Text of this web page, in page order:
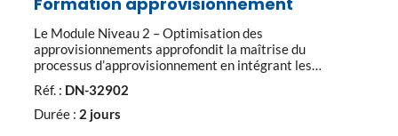
Le Module Niveau 2 – Optimisation des
approvisionnements approfondit la maîtrise du
processus d’approvisionnement en intégrant les
fonction. Il couvre l’ensemble des étapes clés 1
Responsabilités et valeur ajoutée de l’approvisionneur
Réf. : DN-32902
Durée : 2 jours